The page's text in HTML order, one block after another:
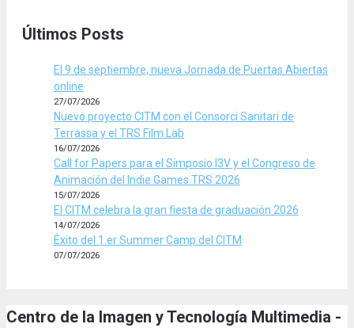
Últimos Posts
El 9 de septiembre, nueva Jornada de Puertas Abiertas
online
27/07/2026
Nuevo proyecto CITM con el Consorci Sanitari de
Terrassa y el TRS Film Lab
16/07/2026
Call for Papers para el Simposio I3V y el Congreso de
Animación del Indie Games TRS 2026
15/07/2026
El CITM celebra la gran fiesta de graduación 2026
14/07/2026
Éxito del 1.er Summer Camp del CITM
07/07/2026
Centro de la Imagen y Tecnología Multimedia -